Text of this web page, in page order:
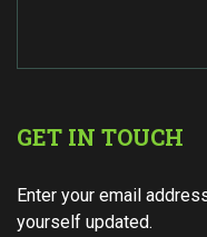
GET IN TOUCH
Enter your email
yourself updated.